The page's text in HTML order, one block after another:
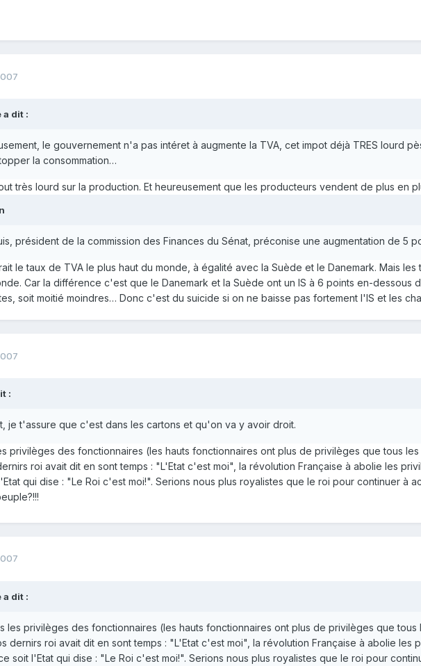
a dit :
le gouvernement n'a pas intéret à augmente la TVA, cet impot déjà TRES lourd
la consommation…
très lourd sur la production. Et heureusement que les producteurs vendent de plus en
président de la commission des Finances du Sénat, préconise une augmentation de 5
le taux de TVA le plus haut du monde, à égalité avec la Suède et le Danemark. Mais
Car la différence c'est que le Danemark et la Suède ont un IS à 6 points en-
soit moitié moindres… Donc c'est du suicide si on ne baisse pas fortement l'IS et les
:
je t'assure que c'est dans les cartons et qu'on va y avoir droit.
privilèges des fonctionnaires (les hauts fonctionnaires ont plus de privilèges que tous
roi avait dit en sont temps : "L'Etat c'est moi", la révolution Française à abolie les
qui dise : "Le Roi c'est moi!". Serions nous plus royalistes que le roi pour continuer à
a dit :
les privilèges des fonctionnaires (les hauts fonctionnaires ont plus de privilèges que tous
dernirs roi avait dit en sont temps : "L'Etat c'est moi", la révolution Française à abolie
soit l'Etat qui dise : "Le Roi c'est moi!". Serions nous plus royalistes que le roi pour